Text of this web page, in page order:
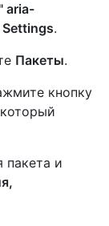
aria-
.
Пакеты.
кнопку
пакета и